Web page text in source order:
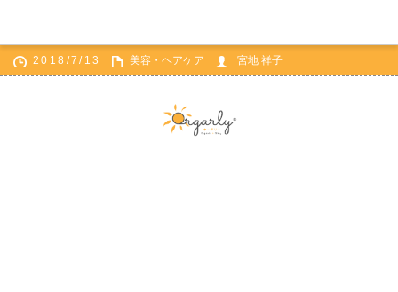
ホーム
美容・ヘアケア
予防医学のアンファー訪問☆オーガニックシャンプー・スカルプD ボーテ ナチュラスター
2018/7/13 美容・ヘアケア 宮地 祥子